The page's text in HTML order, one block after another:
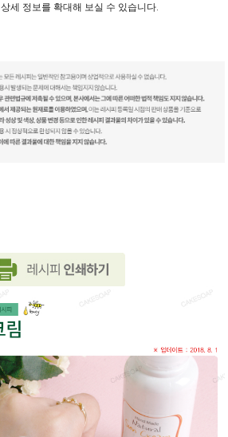
상세 정보를 확대해 보실 수 있습니다.